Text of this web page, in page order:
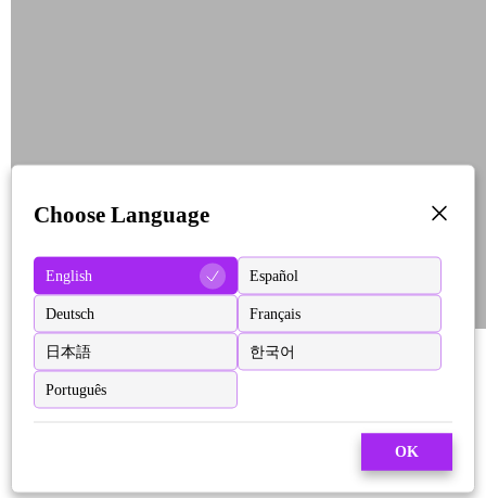
Choose Language
English Español
Deutsch Français
日本語 한국어
Português
OK